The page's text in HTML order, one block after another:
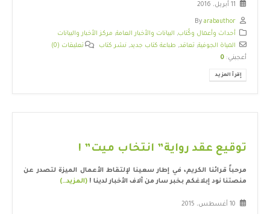
11 أبريل، 2016
Byarabauthor
أحداث وأعمال وكُتاب, البيانات والأخبار العامة, مركز الأخبار والبيانات
المياة الجوفية, تعاقد, طباعة كتاب جديد, نشر كتاب
تعليقات (0)
أعجبني: 0
إقرأ المزيد
توقيع عقد رواية” انتخاب ميت” !
مرحباً قرائنا الكريم، في إطار سعينا لإلتقاط الأعمال الميزة لتصدر عن
منصتنا نود إبلاغكم بخبر سار من آلاف الأخبار لدينا ! (المزيد…)
10 أغسطس، 2015